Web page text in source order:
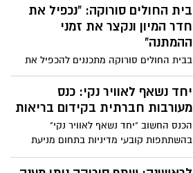
בעקבותיו נותר הילד חירש באוזן ימין.
"הרופאים פעלו בניגוד כללי אבחון וטיפול
בסיסיים וסבירים תוך שהם גורמים לנזק קשה
ובלתי הפיך"
בית החולים סורוקה: "נכפיל את
חדר המיון ונקצר את זמני
ההמתנה"
בבית החולים סורוקה מתכננים להכפיל את
חדר המיון וחדר הטראומה, ולהוסיף עשרות
מיטות אשפוז. מנהל בית החולים סורוקה:
"נכפיל את חדר המיון, נוסיף מיטות ורופאים,
נט' ממשיכים בסדרת הכתבות על התפתחות
בית החולים סורוקה.
יחד נשאף לאוויר נקי: כנס
מעורבות חברתית בקידום בריאות
הכנס החשוב "יחד נשאף לאוויר נקי"
בהשתתפות קובעי מדיניות בתחום מניעת
עישון נערך בשבוע החולף (רביעי, 22/11)
במשכן לאמנויות הבמה בעיר. במסגרת